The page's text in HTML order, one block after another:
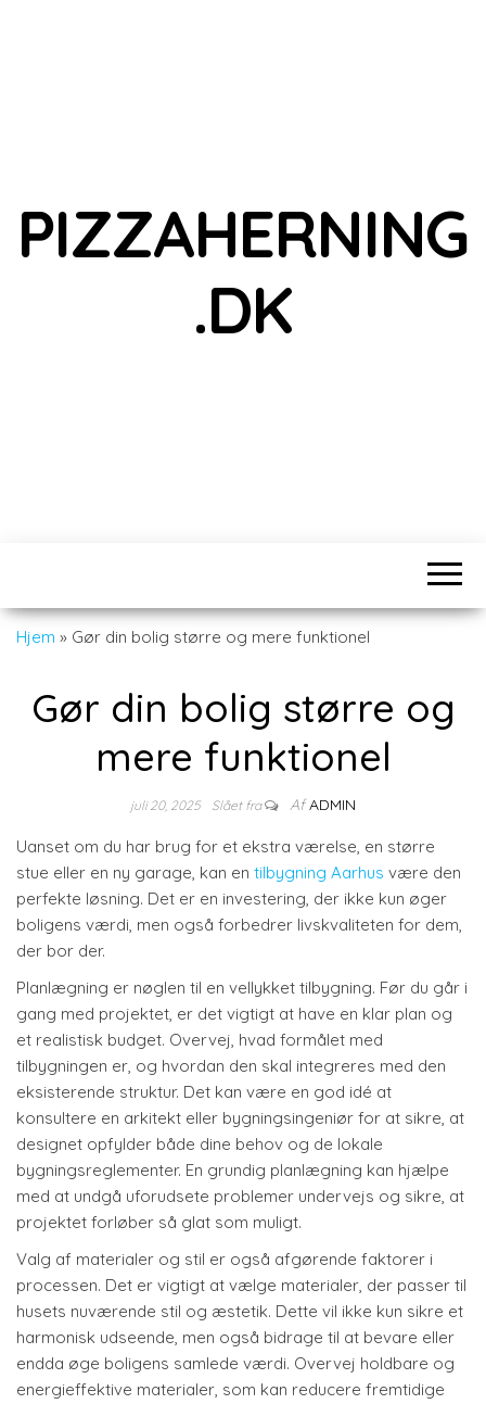
PIZZAHERNING
.DK
Hjem » Gør din bolig større og mere funktionel
Gør din bolig større og
mere funktionel
juli 20, 2025 Slået fra Af ADMIN
Uanset om du har brug for et ekstra værelse, en større
stue eller en ny garage, kan en tilbygning Aarhus være den
perfekte løsning. Det er en investering, der ikke kun øger
boligens værdi, men også forbedrer livskvaliteten for dem,
der bor der.
Planlægning er nøglen til en vellykket tilbygning. Før du går i
gang med projektet, er det vigtigt at have en klar plan og
et realistisk budget. Overvej, hvad formålet med
tilbygningen er, og hvordan den skal integreres med den
eksisterende struktur. Det kan være en god idé at
konsultere en arkitekt eller bygningsingeniør for at sikre, at
designet opfylder både dine behov og de lokale
bygningsreglementer. En grundig planlægning kan hjælpe
med at undgå uforudsete problemer undervejs og sikre, at
projektet forløber så glat som muligt.
Valg af materialer og stil er også afgørende faktorer i
processen. Det er vigtigt at vælge materialer, der passer til
husets nuværende stil og æstetik. Dette vil ikke kun sikre et
harmonisk udseende, men også bidrage til at bevare eller
endda øge boligens samlede værdi. Overvej holdbare og
energieffektive materialer, som kan reducere fremtidige